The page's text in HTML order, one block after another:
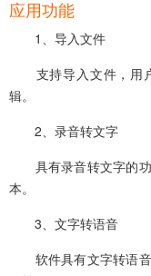
应用功能
1、导入文件
支持导入文件，用户
辑。
2、录音转文字
具有录音转文字的功
本。
3、文字转语音
软件具有文字转语音